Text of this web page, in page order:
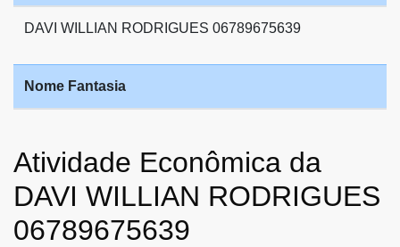
DAVI WILLIAN RODRIGUES 06789675639
Nome Fantasia
Atividade Econômica da
DAVI WILLIAN RODRIGUES
06789675639